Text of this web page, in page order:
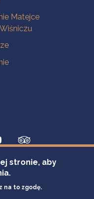
Matejce
stronie, aby
na to zgodę.